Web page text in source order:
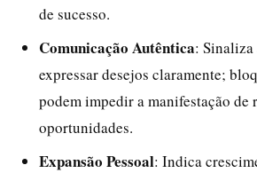
de sucesso.
Comunicação Autêntica:
expressar desejos claramente;
podem impedir a manifestação de
oportunidades.
Expansão Pessoal: Indica